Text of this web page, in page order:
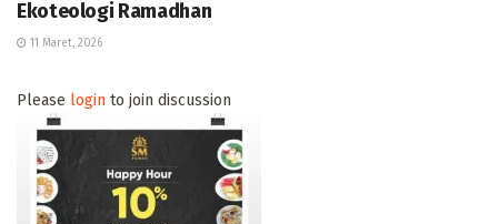
Ekoteologi Ramadhan
11 Maret, 2026
Please login to join discussion